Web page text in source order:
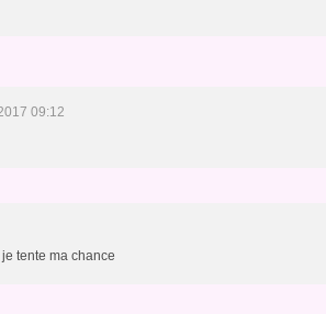
09:12
tente ma chance